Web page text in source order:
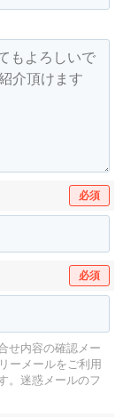
必須
必須
せ内容の確認メー
ーメールをご利用
。 迷惑メールのフ